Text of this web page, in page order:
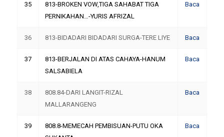
35
813-BROKEN VOW,TIGA SAHABAT TIGA
PERNIKAHAN…-YURIS AFRIZAL
Baca
36 813-BIDADARI BIDADARI SURGA-TERE LIYE Baca
37
813-BERJALAN DI ATAS CAHAYA-HANUM
SALSABIELA
Baca
38
808.84-DARI LANGIT-RIZAL
MALLARANGENG
Baca
39
808.8-MEMECAH PEMBISUAN-PUTU OKA
Baca